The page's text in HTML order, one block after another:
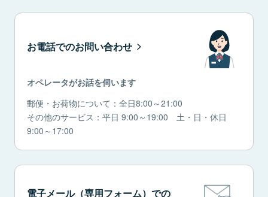
お電話でのお問い合わせ
オペレータがお話を伺います
郵便・お荷物について：全日8:00～21:00
その他のサービス：平日 9:00～19:00 土・日・休日
9:00～17:00
電子メール（専用フォーム）での